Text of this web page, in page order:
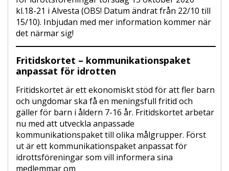
kl.18-21 i Alvesta (OBS! Datum ändrat från 22/10 till
15/10). Inbjudan med mer information kommer när
det närmar sig!
Fritidskortet – kommunikationspaket
anpassat för idrotten
Fritidskortet är ett ekonomiskt stöd för att fler barn
och ungdomar ska få en meningsfull fritid och
gäller för barn i åldern 7-16 år. Fritidskortet arbetar
nu med att utveckla anpassade
kommunikationspaket till olika målgrupper. Först
ut är ett kommunikationspaket anpassat för
idrottsföreningar som vill informera sina
medlemmar om